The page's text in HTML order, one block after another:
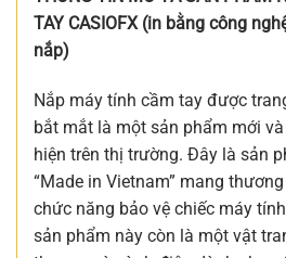
TAY CASIOFX (in bằng công
nắp)
Nắp máy tính cầm tay được
bắt mắt là một sản phẩm mới
hiện trên thị trường. Đây là sản
“Made in Vietnam” mang
chức năng bảo vệ chiếc máy
sản phẩm này còn là một vật